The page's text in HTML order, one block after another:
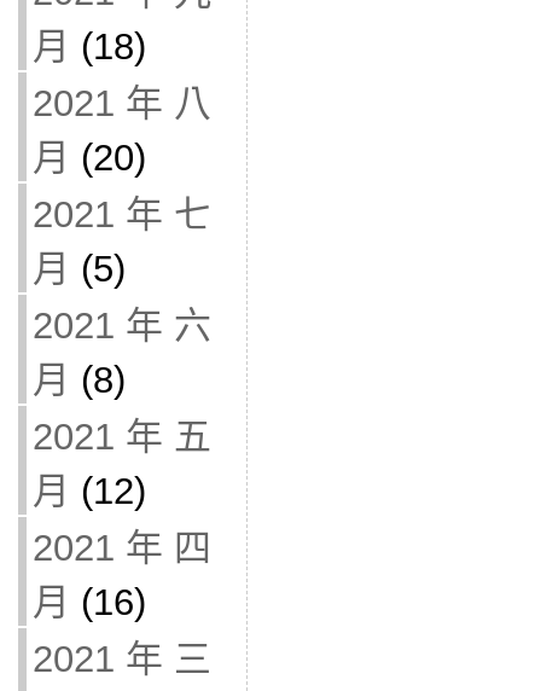
月 (18)
2021 年 八
月 (20)
2021 年 七
月 (5)
2021 年 六
月 (8)
2021 年 五
月 (12)
2021 年 四
月 (16)
2021 年 三